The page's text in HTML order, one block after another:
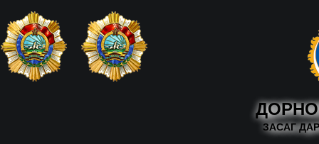
ЗАСАГ